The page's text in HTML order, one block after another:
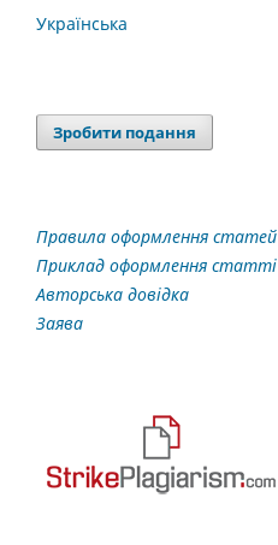
Українська
Зробити подання
Правила оформлення статей
Приклад оформлення статті
Авторська довідка
Заява